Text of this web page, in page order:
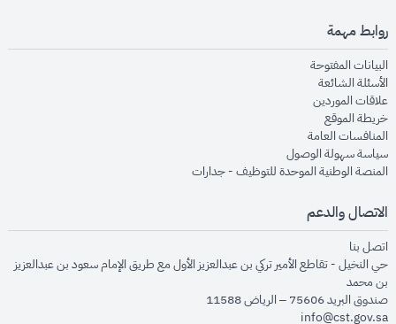
روابط مهمة
البيانات المفتوحةopens in new window
الأسئلة الشائعةopens in new window
علاقات الموردينopens in new window
خريطة الموقعopens in new window
المنافسات العامةopens in new window
سياسة سهولة الوصولopens in new window
المنصة الوطنية الموحدة للتوظيف - جداراتopens in new window
الاتصال والدعم
اتصل بنا
حي النخيل - تقاطع الأمير تركي بن عبدالعزيز الأول مع طريق الإمام سعود بن عبدالعزيز
بن محمد
صندوق البريد 75606 – الرياض 11588
info@cst.gov.sa